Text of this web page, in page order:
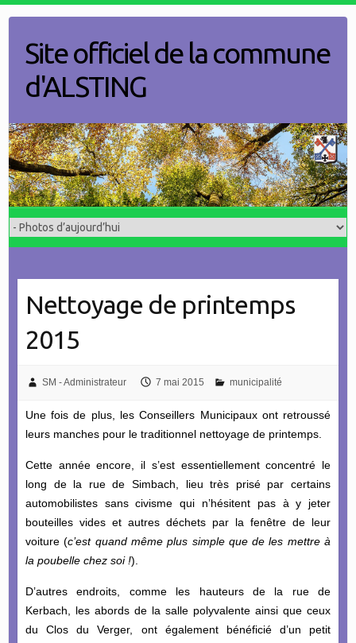
contentSite officiel de la commune
d'ALSTING
Nettoyage de printemps
2015
SM - Administrateur 7 mai 2015 municipalité
Une fois de plus, les Conseillers Municipaux ont retroussé
leurs manches pour le traditionnel nettoyage de printemps.
Cette année encore, il s’est essentiellement concentré le
long de la rue de Simbach, lieu très prisé par certains
automobilistes sans civisme qui n’hésitent pas à y jeter
bouteilles vides et autres déchets par la fenêtre de leur
voiture (c’est quand même plus simple que de les mettre à
la poubelle chez soi !).
D’autres endroits, comme les hauteurs de la rue de
Kerbach, les abords de la salle polyvalente ainsi que ceux
du Clos du Verger, ont également bénéficié d’un petit